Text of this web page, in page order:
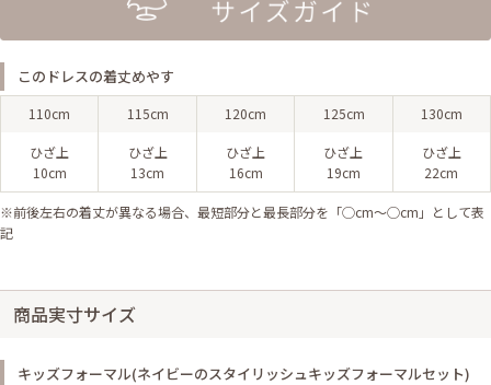
このドレスの着丈めやす
110cm 115cm 120cm 125cm 130cm
ひざ上
10cm
ひざ上
13cm
ひざ上
16cm
ひざ上
19cm
ひざ上
22cm
※前後左右の着丈が異なる場合、最短部分と最長部分を「◯cm〜◯cm」として表
記
商品実寸サイズ
キッズフォーマル(ネイビーのスタイリッシュキッズフォーマルセット)